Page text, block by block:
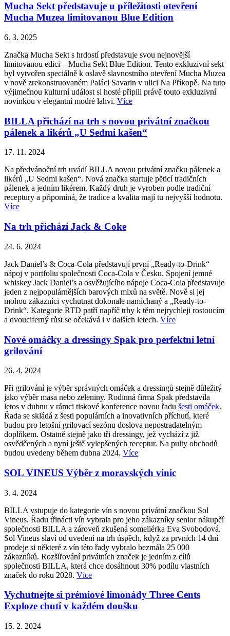
Mucha Sekt představuje u příležitosti otevření
Mucha Muzea limitovanou Blue Edition
6. 3. 2025
Značka Mucha Sekt s hrdostí představuje svou nejnovější
limitovanou edici – Mucha Sekt Blue Edition. Tento exkluzivní sekt
byl vytvořen speciálně k oslavě slavnostního otevření Mucha Muzea
v nově zrekonstruovaném Paláci Savarin v ulici Na Příkopě. Na tuto
výjimečnou kulturní událost si hosté připili právě touto exkluzivní
novinkou v elegantní modré lahvi. Více
BILLA přichází na trh s novou privátní značkou
pálenek a likérů „U Sedmi kašen“
17. 11. 2024
Na předvánoční trh uvádí BILLA novou privátní značku pálenek a
likérů „U Sedmi kašen“. Nová značka startuje pěticí tradičních
pálenek a jedním likérem. Každý druh je vyroben podle tradiční
receptury a připomíná, že tradice a kvalita mají tu nejvyšší hodnotu.
Více
Na trh přichází Jack & Coke
24. 6. 2024
Jack Daniel’s & Coca-Cola představují první „Ready-to-Drink“
nápoj v portfoliu společnosti Coca-Cola v Česku. Spojení jemné
whiskey Jack Daniel’s a osvěžujícího nápoje Coca-Cola představuje
jeden z nejpopulárnějších barových mixů na světě. Nově si jej
mohou zákazníci vychutnat dokonale namíchaný a „Ready-to-
Drink“. Kategorie RTD patří napříč trhy k těm nejrychleji rostoucím
a dvouciferný růst se očekává i v dalších letech. Více
Nové omáčky a dressingy Spak pro perfektní letní
grilování
26. 4. 2024
Při grilování je výběr správných omáček a dressingů stejně důležitý
jako výběr masa nebo zeleniny. Rodinná firma Spak představila
letos v dubnu v rámci tiskové konference novou řadu šesti omáček.
Řada se skládá z šesti populárních a inovativních příchutí, které
budou pro letošní grilovací sezónu doslova nepostradatelným
doplňkem. Ostatně stejně jako tři dressingy, jež vychází z již
osvědčených a nyní ještě vylepšených receptur. Na pulty obchodů
budou uvedeny během dubna 2024. Více
SOL VINEUS Výběr z moravských vinic
3. 4. 2024
BILLA vstupuje do kategorie vín s novou privátní značkou Sol
Vineus. Řadu třinácti vín vybrala pro jeho zákazníky senior nákupčí
společnosti BILLA a zároveň zkušená someliérka Eva Svobodová.
Sol Vineus slaví od uvedení na trh úspěch, když za prvních 14 dní
prodeje si některé z vín této řady vybralo bezmála 25 000
zákazníků. Rozšiřování privátních značek je jedním z cílů
společnosti BILLA, která chce dosáhnout 30% podílu vlastních
značek do roku 2028. Více
Vychutnejte si prémiové limonády Three Cents
Exploze chutí v každém doušku
15. 2. 2024